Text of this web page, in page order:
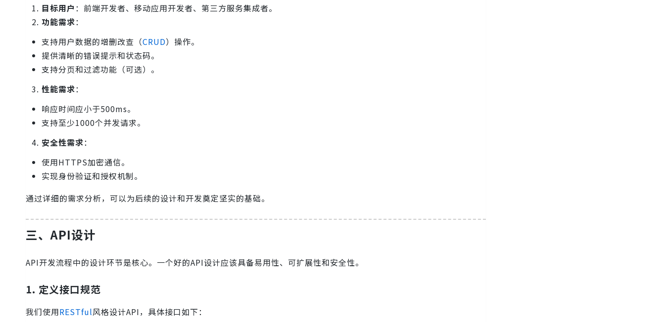
目标用户 ：前端开发者、移动应用开发者、第三方服务集成者。
功能需求：
支持用户数据的增删改查（CRUD）操作。
提供清晰的错误提示和状态码。
支持分页和过滤功能（可选）。
性能需求：
响应时间应小于500ms。
支持至少1000个并发请求。
安全性需求：
使用HTTPS加密通信。
实现身份验证和授权机制。
通过详细的需求分析，可以为后续的设计和开发奠定坚实的基础。
三、API设计
API开发流程中的设计环节是核心。一个好的API设计应该具备易用性、可扩展性和安全性。
1. 定义接口规范
我们使用RESTful风格设计API，具体接口如下：